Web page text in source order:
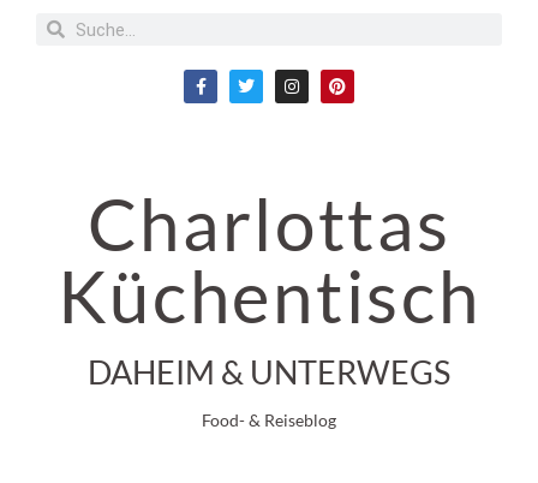
Charlottas
Küchentisch
DAHEIM & UNTERWEGS
Food- & Reiseblog